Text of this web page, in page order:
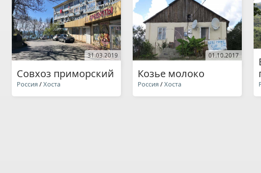
31.03.2019
Совхоз приморский
Россия /Хоста
01.10.2017
Козье молоко
Россия /Хоста